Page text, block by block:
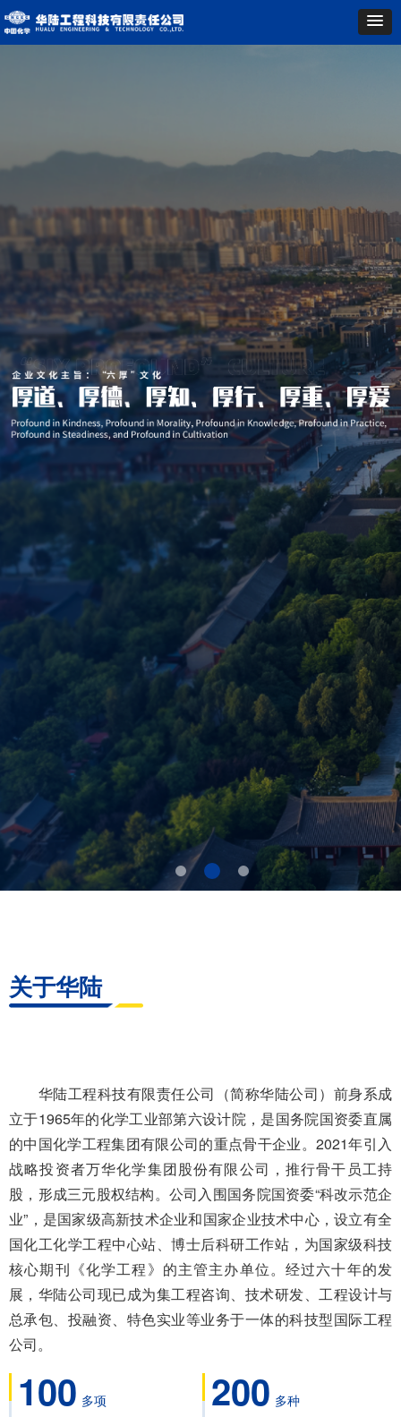
华陆工程科技有限责任公司（简称华陆公司）前身系成
立于1965年的化学工业部第六设计院，是国务院国资委直属
的中国化学工程集团有限公司的重点骨干企业。2021年引入
战略投资者万华化学集团股份有限公司，推行骨干员工持
股，形成三元股权结构。公司入围国务院国资委“科改示范企
业”，是国家级高新技术企业和国家企业技术中心，设立有全
国化工化学工程中心站、博士后科研工作站，为国家级科技
核心期刊《化学工程》的主管主办单位。经过六十年的发
展，华陆公司现已成为集工程咨询、技术研发、工程设计与
总承包、投融资、特色实业等业务于一体的科技型国际工程
公司。
100 多项
200 多种
关于华陆